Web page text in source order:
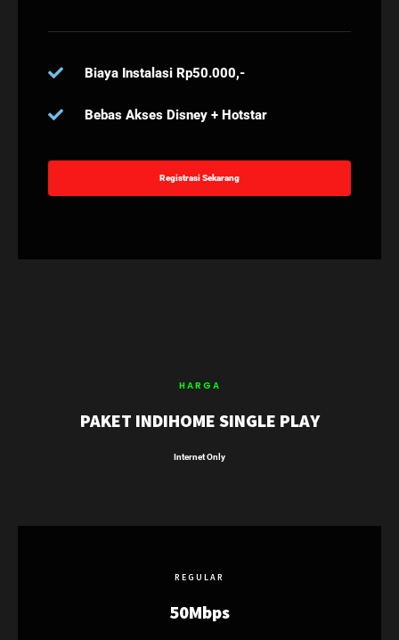
Biaya Instalasi Rp50.000,-
Bebas Akses Disney + Hotstar
Registrasi Sekarang
HARGA
PAKET INDIHOME SINGLE PLAY
Internet Only
REGULAR
50Mbps